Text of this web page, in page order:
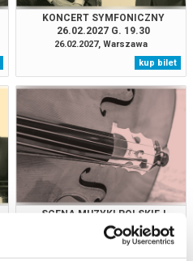
KONCERT SYMFONICZNY
26.02.2027 G. 19.30
26.02.2027, Warszawa
kup bilet
SCENA MUZYKI POLSKIEJ
9.02.2027 G. 19:00
09.02.2027, Warszawa